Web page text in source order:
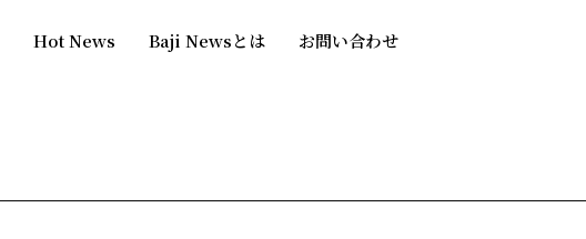
Hot News Baji Newsとは お問い合わせ